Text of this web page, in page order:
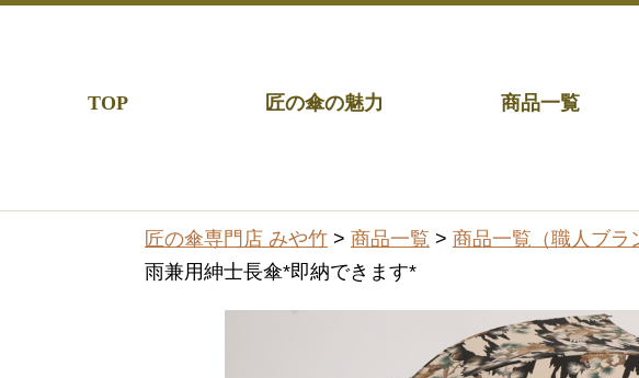
TOP 匠の傘の魅力 商品一覧
匠の傘専門店 みや竹 > 商品一覧 > 商品一覧（職人ブラ
雨兼用紳士長傘*即納できます*